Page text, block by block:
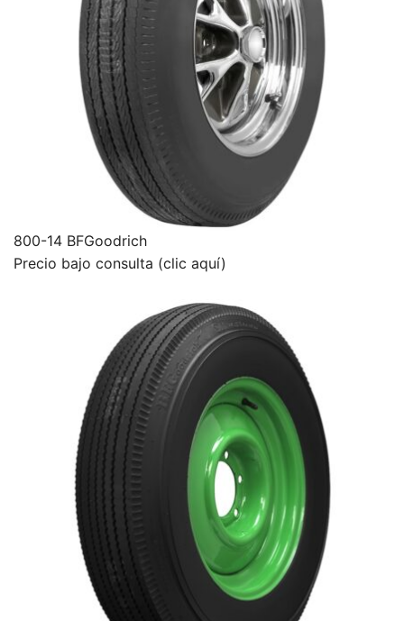
800-14 BFGoodrich
Precio bajo consulta (clic aquí)